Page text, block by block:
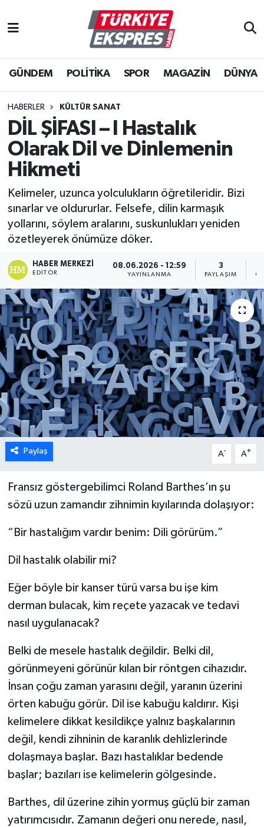
GÜNDEM POLİTİKA SPOR MAGAZİN DÜNYA
HABERLER KÜLTÜR SANAT
DİL ŞİFASI – I Hastalık
Olarak Dil ve Dinlemenin
Hikmeti
Kelimeler, uzunca yolculukların öğretileridir. Bizi
sınarlar ve oldururlar. Felsefe, dilin karmaşık
yollarını, söylem aralarını, suskunlukları yeniden
özetleyerek önümüze döker.
HABER MERKEZI
EDITÖR
08.06.2026 - 12:59
YAYINLANMA
3
PAYLAŞIM
Paylaş A- A+
Fransız göstergebilimci Roland Barthes’ın şu
sözü uzun zamandır zihnimin kıyılarında dolaşıyor:
“Bir hastalığım vardır benim: Dili görürüm.”
Dil hastalık olabilir mi?
Eğer böyle bir kanser türü varsa bu işe kim
derman bulacak, kim reçete yazacak ve tedavi
nasıl uygulanacak?
Belki de mesele hastalık değildir. Belki dil,
görünmeyeni görünür kılan bir röntgen cihazıdır.
İnsan çoğu zaman yarasını değil, yaranın üzerini
örten kabuğu görür. Dil ise kabuğu kaldırır. Kişi
kelimelere dikkat kesildikçe yalnız başkalarının
değil, kendi zihninin de karanlık dehlizlerinde
dolaşmaya başlar. Bazı hastalıklar bedende
başlar; bazıları ise kelimelerin gölgesinde.
Barthes, dil üzerine zihin yormuş güçlü bir zaman
yatırımcısıdır. Zamanın değeri onu nerede, nasıl,
İstanbul Nöbetçi Eczaneler
İstanbul Hava Durumu
İstanbul Namaz Vakitleri
İstanbul Trafik Yoğunluk Haritası
Süper Lig Puan Durumu ve Fikstür
Tüm Manşetler
Son Dakika Haberleri